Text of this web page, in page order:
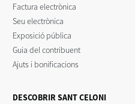
Factura electrònica
Seu electrònica
Exposició pública
Guia del contribuent
Ajuts i bonificacions
DESCOBRIR SANT CELONI